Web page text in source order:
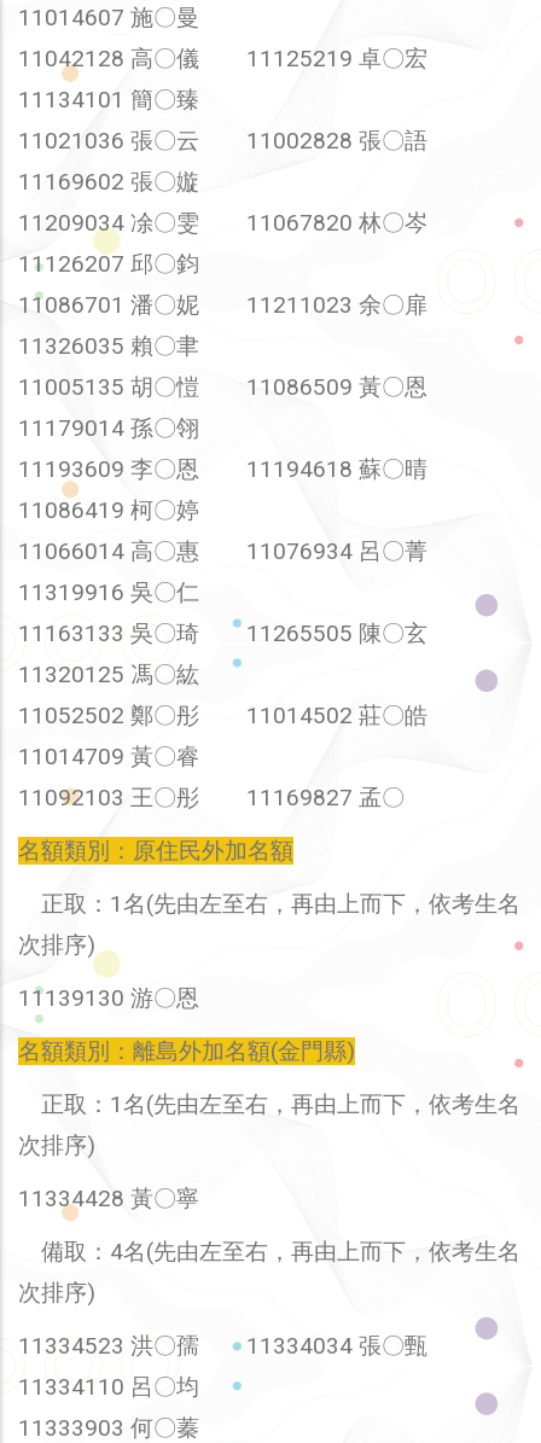
11014607 施〇曼
11042128 高〇儀 11125219 卓〇宏
11134101 簡〇臻
11021036 張〇云 11002828 張〇語
11169602 張〇嫙
11209034 凃〇雯 11067820 林〇岑
11126207 邱〇鈞
11086701 潘〇妮 11211023 余〇扉
11326035 賴〇聿
11005135 胡〇愷 11086509 黃〇恩
11179014 孫〇翎
11193609 李〇恩 11194618 蘇〇晴
11086419 柯〇婷
11066014 高〇惠 11076934 呂〇菁
11319916 吳〇仁
11163133 吳〇琦 11265505 陳〇玄
11320125 馮〇紘
11052502 鄭〇彤 11014502 莊〇皓
11014709 黃〇睿
11092103 王〇彤 11169827 孟〇
名額類別：原住民外加名額
正取：1名(先由左至右，再由上而下，依考生名
次排序)
11139130 游〇恩
名額類別：離島外加名額(金門縣)
正取：1名(先由左至右，再由上而下，依考生名
次排序)
11334428 黃〇寧
備取：4名(先由左至右，再由上而下，依考生名
次排序)
11334523 洪〇孺 11334034 張〇甄
11334110 呂〇均
11333903 何〇蓁